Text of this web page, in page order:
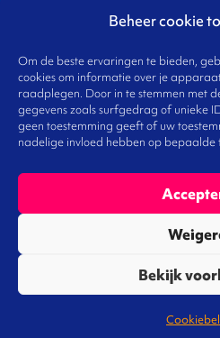
Beheer cookie
Om de beste ervaringen te bieden,
cookies om informatie over je
raadplegen. Door in te stemmen met
gegevens zoals surfgedrag of unieke
geen toestemming geeft of uw
nadelige invloed hebben op bepaalde
Bekijk
Waar we aan werken
Onze visie
Ons team
Werken bij
Contact
de normen zoals